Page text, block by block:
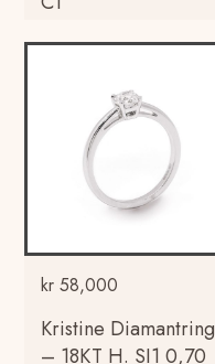
kr 58,000
Kristine Diamantring
– 18KT H. SI1 0,70